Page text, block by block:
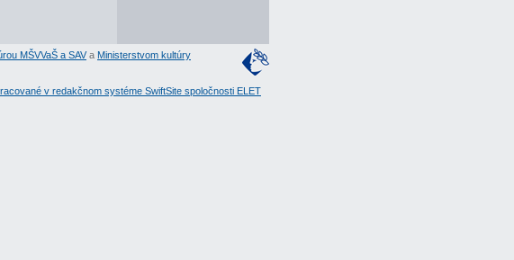
MŠVVaŠ a SAVa Ministerstvom kultúry
v redakčnom systéme SwiftSite spoločnosti ELET